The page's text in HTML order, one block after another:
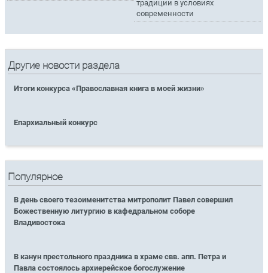
традиции в условиях
современности
Другие новости раздела
Итоги конкурса «Православная книга в моей жизни»
Епархиальный конкурс
Популярное
В день своего тезоименитства митрополит Павел совершил
Божественную литургию в кафедральном соборе
Владивостока
В канун престольного праздника в храме свв. апп. Петра и
Павла состоялось архиерейское богослужение